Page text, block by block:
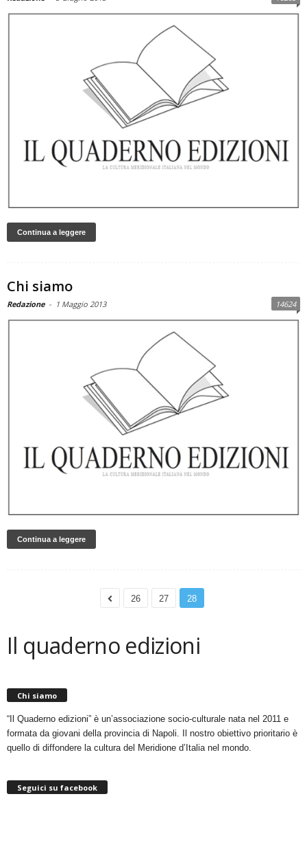
Continua a leggere
Chi siamo
Redazione - 1 Maggio 2013 14624
Continua a leggere
26 27 28
Il quaderno edizioni
Chi siamo
“Il Quaderno edizioni” è un’associazione socio-culturale nata nel 2011 e
formata da giovani della provincia di Napoli. Il nostro obiettivo prioritario è
quello di diffondere la cultura del Meridione d’Italia nel mondo.
Seguici su facebook